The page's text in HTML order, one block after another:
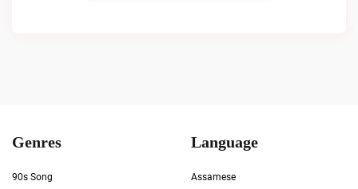
Genres
90s Song
Language
Assamese